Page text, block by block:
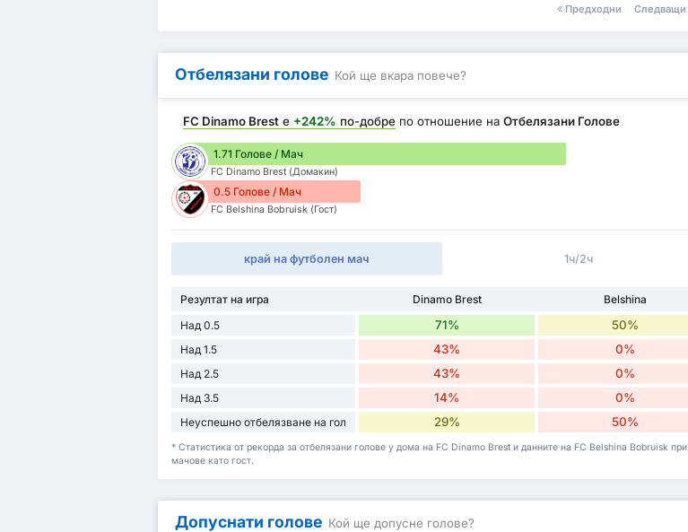
Предходни
Следващи
Отбелязани голове Кой ще вкара повече?
FC Dinamo Brest е +242% по-добре по отношение наОтбелязани Голове
1.71 Голове / Мач
FC Dinamo Brest (Домакин)
0.5 Голове / Мач
FC Belshina Bobruisk (Гост)
край на футболен мач 1ч/2ч
Резултат на игра Dinamo Brest
Belshina
Над 0.5
71% 50%
Над 1.5 43% 0%
Над 2.5 43% 0%
Над 3.5 14% 0%
Неуспешно отбелязване на гол 29% 50%
* Статистика от рекорда за отбелязани голове у дома на FC Dinamo Brest и данните на FC Belshina Bobruisk при
мачове като гост.
Допуснати голове Кой ще допусне голове?